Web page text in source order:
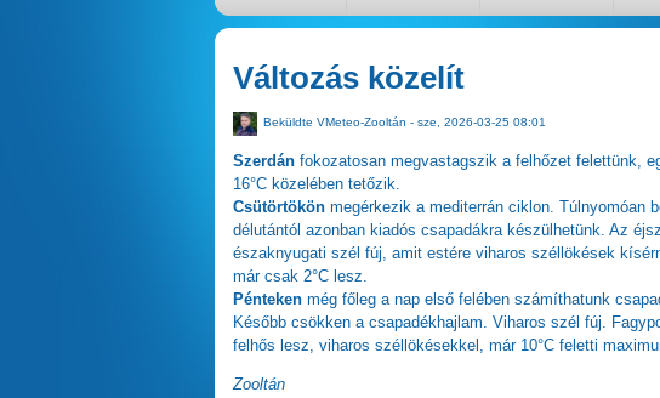
Változás közelít
Beküldte VMeteo-Zooltán - sze, 2026-03-25 08:01
Szerdán fokozatosan megvastagszik a felhőzet felettünk,
16°C közelében tetőzik.
Csütörtökön megérkezik a mediterrán ciklon. Túlnyomóan
délutántól azonban kiadós csapadákra készülhetünk. Az
északnyugati szél fúj, amit estére viharos széllökések
már csak 2°C lesz.
Pénteken még főleg a nap első felében számíthatunk
Később csökken a csapadékhajlam. Viharos szél fúj.
felhős lesz, viharos széllökésekkel, már 10°C feletti
Zooltán